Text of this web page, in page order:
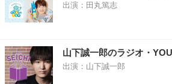
出演：田丸篤志
山下誠一郎のラジオ・
出演：山下誠一郎